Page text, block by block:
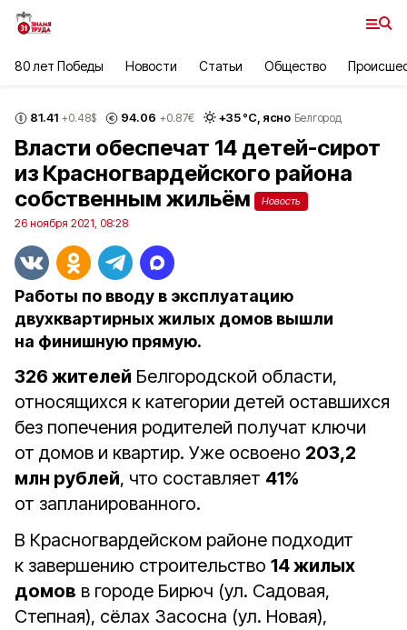
80 лет Победы Новости Статьи Общество
81.41 +0.48$ 94.06 +0.87€ +35°С, ясно Белгород
Власти обеспечат 14 детей-сирот
из Красногвардейского района
собственным жильём
Новость
26 ноября 2021, 08:28
Работы по вводу в эксплуатацию
двухквартирных жилых домов вышли
на финишную прямую.
326 жителей Белгородской области,
относящихся к категории детей оставшихся
без попечения родителей получат ключи
от домов и квартир. Уже освоено 203,2
млн рублей, что составляет 41%
от запланированного.
В Красногвардейском районе подходит
к завершению строительство 14 жилых
домов в городе Бирюч (ул. Садовая,
Степная), сёлах Засосна (ул. Новая),